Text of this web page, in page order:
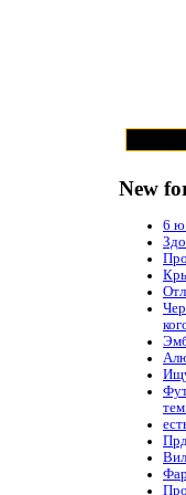
New
6 ю